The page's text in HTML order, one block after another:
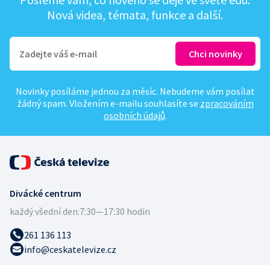
Nová videa, témata, funkce a další.
Novinky posíláme jednou za měsíc. Nebudeme vám posílat
žádný spam. Vložením e-mailu souhlasíte se zpracováním
osobních údajů.